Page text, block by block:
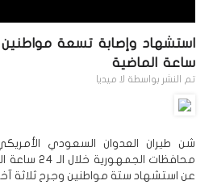
ساعة الماضية
تم النشر بواسطة لا ميديا
محافظات
عن استشهاد ستة مواطنين وجرح ثلاثة